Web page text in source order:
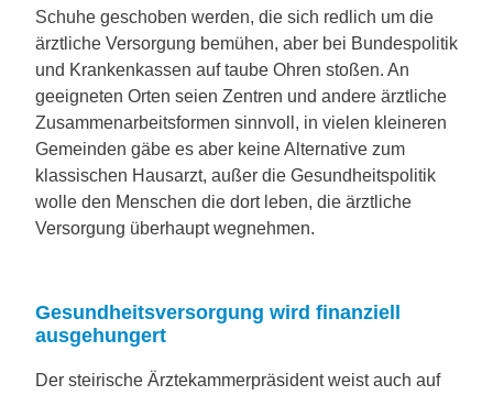
Schuhe geschoben werden, die sich redlich um die
ärztliche Versorgung bemühen, aber bei Bundespolitik
und Krankenkassen auf taube Ohren stoßen. An
geeigneten Orten seien Zentren und andere ärztliche
Zusammenarbeitsformen sinnvoll, in vielen kleineren
Gemeinden gäbe es aber keine Alternative zum
klassischen Hausarzt, außer die Gesundheitspolitik
wolle den Menschen die dort leben, die ärztliche
Versorgung überhaupt wegnehmen.
Gesundheitsversorgung wird finanziell
ausgehungert
Der steirische Ärztekammerpräsident weist auch auf